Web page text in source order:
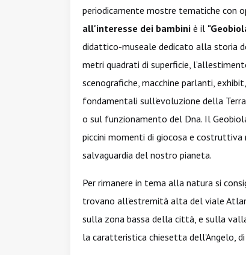
periodicamente mostre tematiche con
all'interesse dei bambini è il
didattico-museale dedicato alla storia
metri quadrati di superficie,
scenografiche, macchine parlanti,
fondamentali sull'evoluzione della
o sul funzionamento del Dna. Il
piccini momenti di giocosa e
salvaguardia del nostro pianeta.
Per rimanere in tema alla natura si
trovano all'estremità alta del viale
sulla zona bassa della città, e sulla
la caratteristica chiesetta dell'Angelo,